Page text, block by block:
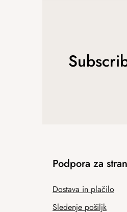
Podpora za
Dostava in plačilo
Sledenje pošiljk